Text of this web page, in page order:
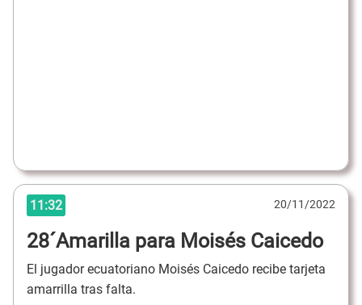
11:32 20/11/2022
28´Amarilla para Moisés Caicedo
El jugador ecuatoriano Moisés Caicedo recibe tarjeta
amarrilla tras falta.